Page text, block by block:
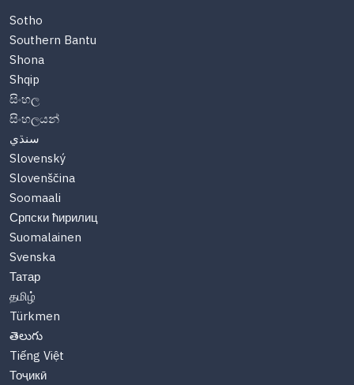
Sotho
Southern Bantu
Shona
Shqip
සිංහල
සිංහලයන්
سنڌي
Slovenský
Slovenščina
Soomaali
Српски ћирилиц
Suomalainen
Svenska
Татар
தமிழ்
Türkmen
తెలుగు
Tiếng Việt
Тоҷикӣ